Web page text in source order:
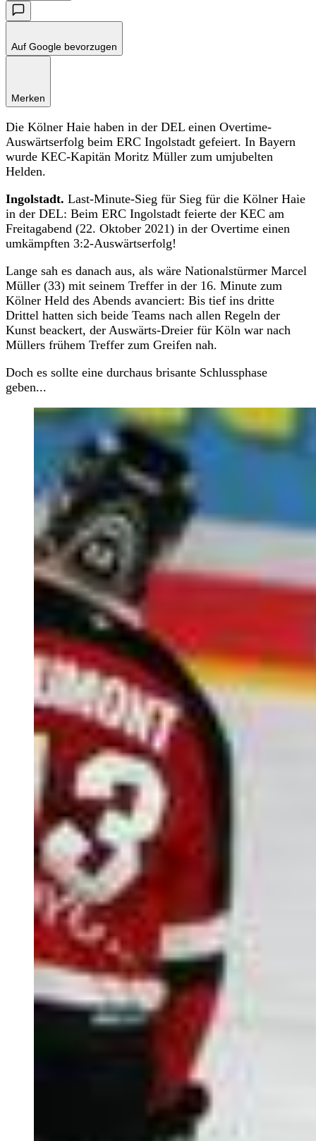
Auf Google bevorzugen
Merken
Die Kölner Haie haben in der DEL einen Overtime-
Auswärtserfolg beim ERC Ingolstadt gefeiert. In Bayern
wurde KEC-Kapitän Moritz Müller zum umjubelten
Helden.
Ingolstadt. Last-Minute-Sieg für Sieg für die Kölner Haie
in der DEL: Beim ERC Ingolstadt feierte der KEC am
Freitagabend (22. Oktober 2021) in der Overtime einen
umkämpften 3:2-Auswärtserfolg!
Lange sah es danach aus, als wäre Nationalstürmer Marcel
Müller (33) mit seinem Treffer in der 16. Minute zum
Kölner Held des Abends avanciert: Bis tief ins dritte
Drittel hatten sich beide Teams nach allen Regeln der
Kunst beackert, der Auswärts-Dreier für Köln war nach
Müllers frühem Treffer zum Greifen nah.
Doch es sollte eine durchaus brisante Schlussphase
geben...